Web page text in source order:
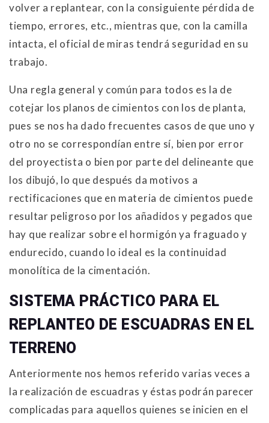
volver a replantear, con la consiguiente pérdida de
tiempo, errores, etc., mientras que, con la camilla
intacta, el oficial de miras tendrá seguridad en su
trabajo.
Una regla general y común para todos es la de
cotejar los planos de cimientos con los de planta,
pues se nos ha dado frecuentes casos de que uno y
otro no se correspondían entre sí, bien por error
del proyectista o bien por parte del delineante que
los dibujó, lo que después da motivos a
rectificaciones que en materia de cimientos puede
resultar peligroso por los añadidos y pegados que
hay que realizar sobre el hormigón ya fraguado y
endurecido, cuando lo ideal es la continuidad
monolítica de la cimentación.
SISTEMA PRÁCTICO PARA EL
REPLANTEO DE ESCUADRAS EN EL
TERRENO
Anteriormente nos hemos referido varias veces a
la realización de escuadras y éstas podrán parecer
complicadas para aquellos quienes se inicien en el